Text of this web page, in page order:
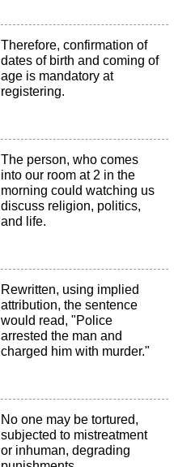
Therefore, confirmation of
dates of birth and coming of
age is mandatory at
registering.
The person, who comes
into our room at 2 in the
morning could watching us
discuss religion, politics,
and life.
Rewritten, using implied
attribution, the sentence
would read, "Police
arrested the man and
charged him with murder."
No one may be tortured,
subjected to mistreatment
or inhuman, degrading